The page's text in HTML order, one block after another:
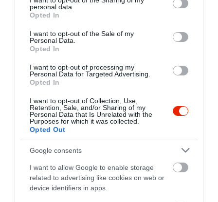
grant or deny consent to Google and its third-party tags to
use your data for below specified purposes in below Google
consent section.
personal data.
Opted In
I want to opt-out of the Sale of my
Personal Data.
Opted In
I want to opt-out of processing my
Personal Data for Targeted Advertising.
Opted In
I want to opt-out of Collection, Use,
Retention, Sale, and/or Sharing of my
Personal Data that Is Unrelated with the
Purposes for which it was collected.
Opted Out
Google consents
I want to allow Google to enable storage
related to advertising like cookies on web or
device identifiers in apps.
Értékelések
3.7 5 2
3 0
2 0
1
Ez a hely egy $-jellel minősíti